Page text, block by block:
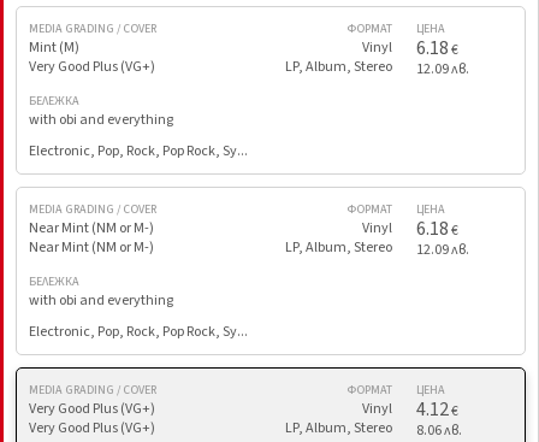
MEDIA GRADING / COVER
Mint (M)
Very Good Plus (VG+)
ФОРМАТ
Vinyl
LP, Album, Stereo
ЦЕНА
6.18€
12.09 лв.
БЕЛЕЖКА
with obi and everything
Electronic, Pop, Rock, Pop Rock, Sy...
MEDIA GRADING / COVER
Near Mint (NM or M-)
Near Mint (NM or M-)
ФОРМАТ
Vinyl
LP, Album, Stereo
ЦЕНА
6.18€
12.09 лв.
БЕЛЕЖКА
with obi and everything
Electronic, Pop, Rock, Pop Rock, Sy...
MEDIA GRADING / COVER
Very Good Plus (VG+)
Very Good Plus (VG+)
ФОРМАТ
Vinyl
LP, Album, Stereo
ЦЕНА
4.12€
8.06 лв.